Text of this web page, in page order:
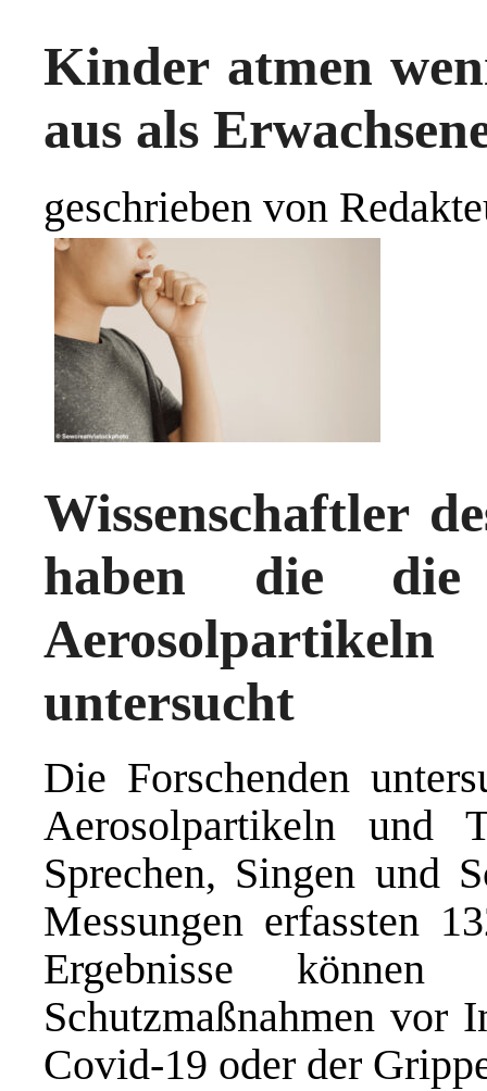
Kinder atmen
aus als
geschrieben von
Wissenschaftler
haben die die
untersucht
Die Forschenden
Aerosolpartikeln und
Sprechen, Singen und
Messungen erfassten
Ergebnisse
Schutzmaßnahmen vor
Covid-19 oder der